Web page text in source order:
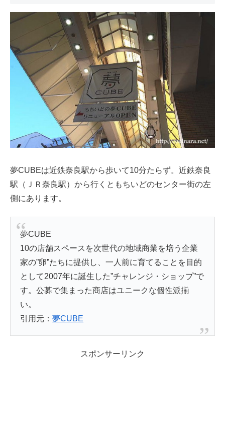
夢CUBEは近鉄奈良駅から歩いて10分たらず。近鉄奈良
駅（ＪＲ奈良駅）から行くともちいどのセンター街の左
側にあります。
夢CUBE
10の店舗スペースを次世代の地域商業を培う企業
家の”卵”たちに提供し、一人前に育てることを目的
として2007年に誕生した”チャレンジ・ショップ”で
す。公募で集まった商店はユニークな個性派揃
い。
引用元：夢CUBE
スポンサーリンク